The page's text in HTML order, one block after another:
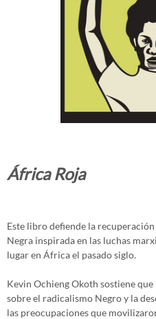
África Roja
Este libro defiende la
Negra inspirada en las luchas
lugar en África el pasado siglo.
Kevin Ochieng Okoth sostiene
sobre el radicalismo Negro y la
las preocupaciones que